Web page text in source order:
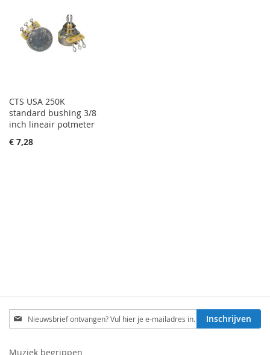
CTS USA 250K
standard bushing 3/8
inch lineair potmeter
€ 7,28
Schrijf
je
voor
Inschrijven
Muziek begrippen